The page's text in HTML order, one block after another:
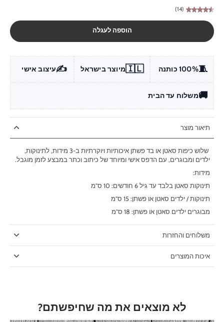
(14)
הוספה לעגלה
🧵100% כותנה 🇮🇱מיוצר בישראל ✍️עיצוב אישי
🚚משלוח עד הבית
תיאור מוצר
שלוש כיפות סאטן או בד פשתן איכותיות ויוקרתיות ב-3 מידות, לתינוקות,
ילדים ומבוגרים, עם הדפס אישי ומיוחד של כיתוב וכתר במבצע לזמן מוגבל.
מידות:
תינוקות סאטן בלבד עד גיל 6 חודשים: 10 ס"מ
תינוקות / ילדים סאטן או פשתן: 15 ס"מ
מבוגרים ילדים סאטן או פשתן: 18 ס"מ
משלוחים והחזרות
איכות המוצרים
לא מוצאים את מה שחיפשתם?